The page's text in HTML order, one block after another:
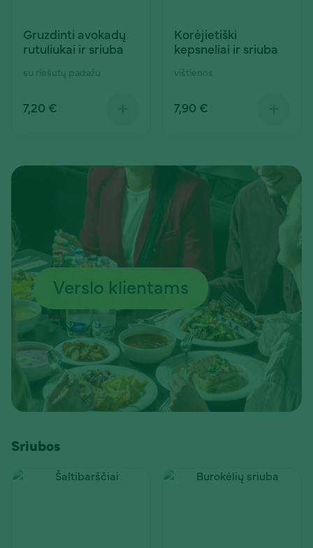
Gruzdinti avokadų
rutuliukai ir sriuba
su riešutų padažu
7,20 €
Korėjietiški
kepsneliai ir sriuba
vištienos
7,90 €
Verslo klientams
Sriubos